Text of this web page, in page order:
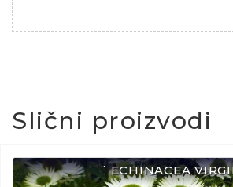
Slični proizvodi
¨ ECHINACEA